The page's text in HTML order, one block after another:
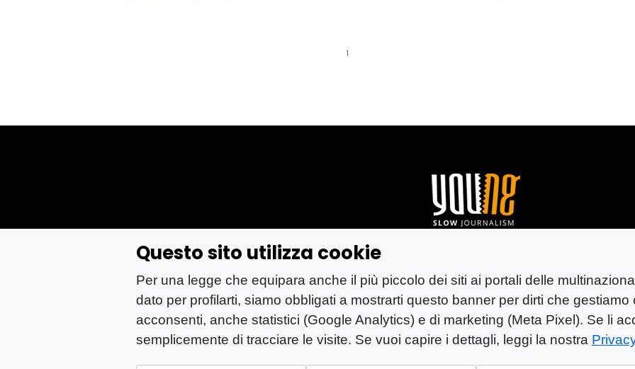
Questo sito utilizza cookie
Per una legge che equipara anche il più piccolo dei siti ai portali delle
dato per profilarti, siamo obbligati a mostrarti questo banner per dirti che gestiamo
acconsenti, anche statistici (Google Analytics) e di marketing (Meta Pixel). Se li
semplicemente di tracciare le visite. Se vuoi capire i dettagli, leggi la nostra
1
Registrazione presso Trib. Santa Maria Capua Vetere (CE) n° 900 del 31/01/2025 | ISSN 3103-
P.IVA: 04755530617
Sede Legale: CASERTA – VIA LORENZO MARIA NERONI 11 CAP 81100